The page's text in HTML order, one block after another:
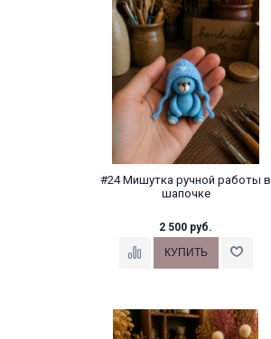
#24 Мишутка ручной работы в
шапочке
2 500 руб.